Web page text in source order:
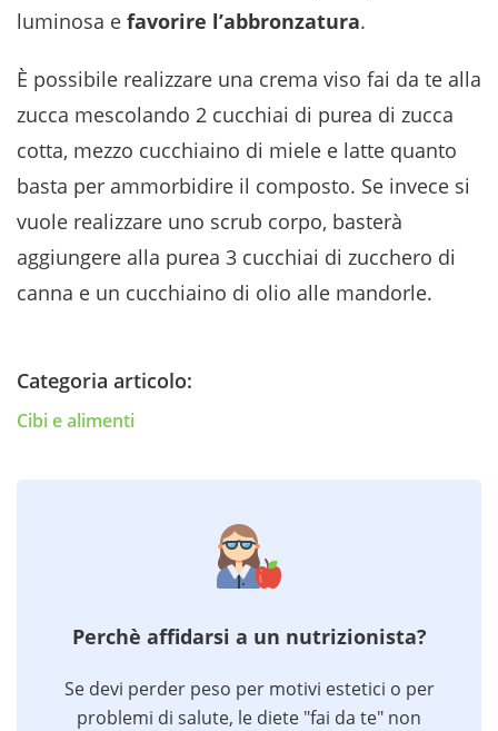
luminosa e favorire l’abbronzatura.
È possibile realizzare una crema viso fai da te alla
zucca mescolando 2 cucchiai di purea di zucca
cotta, mezzo cucchiaino di miele e latte quanto
basta per ammorbidire il composto. Se invece si
vuole realizzare uno scrub corpo, basterà
aggiungere alla purea 3 cucchiai di zucchero di
canna e un cucchiaino di olio alle mandorle.
Categoria articolo:
Cibi e alimenti
Perchè affidarsi a un nutrizionista?
Se devi perder peso per motivi estetici o per
problemi di salute, le diete "fai da te" non